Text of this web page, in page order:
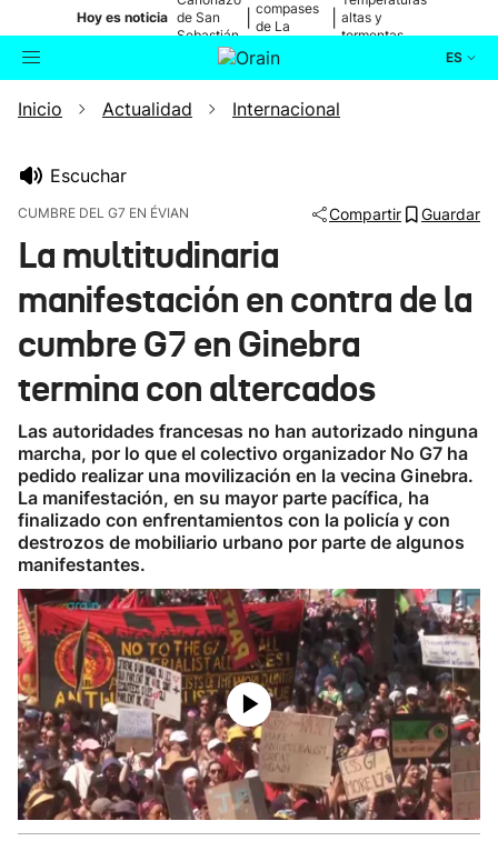
Hoy es noticia de San
Sebastián
compases
de La
altas y
tormentas
ES
Buscador Actualidad
Ikusmiran
Eguraldia
Inicio Actualidad Internacional
Escuchar
CUMBRE DEL G7 EN ÉVIAN Compartir Guardar
La multitudinaria
manifestación en contra de la
cumbre G7 en Ginebra
termina con altercados
Las autoridades francesas no han autorizado ninguna
marcha, por lo que el colectivo organizador No G7 ha
pedido realizar una movilización en la vecina Ginebra.
La manifestación, en su mayor parte pacífica, ha
finalizado con enfrentamientos con la policía y con
destrozos de mobiliario urbano por parte de algunos
manifestantes.